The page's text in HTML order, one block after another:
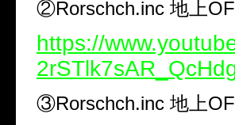
②Rorschch.inc 地上
https://
③Rorschch.inc 地上